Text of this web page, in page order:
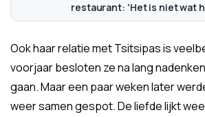
restaurant: 'Het is niet wat
Ook haar relatie met Tsitsipas is
voorjaar besloten ze na lang
gaan. Maar een paar weken later
weer samen gespot. De liefde lijkt